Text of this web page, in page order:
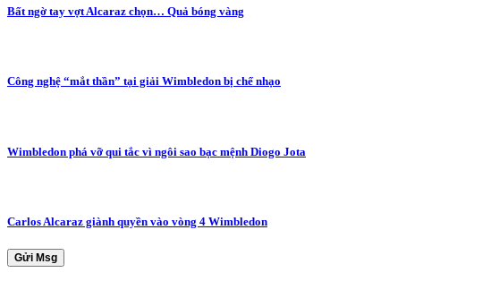
Bất ngờ tay vợt Alcaraz chọn… Quả bóng vàng
Công nghệ “mắt thần” tại giải Wimbledon bị chế nhạo
Wimbledon phá vỡ qui tắc vì ngôi sao bạc mệnh Diogo Jota
Carlos Alcaraz giành quyền vào vòng 4 Wimbledon
Gửi Msg